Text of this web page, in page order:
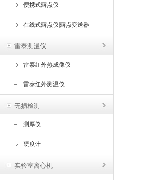
便携式露点仪
在线式露点仪|露点变送器
雷泰测温仪
雷泰红外热成像仪
雷泰红外测温仪
无损检测
测厚仪
硬度计
实验室离心机